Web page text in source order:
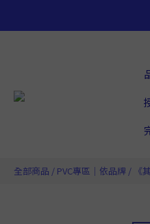
全部商品 / PVC專區｜依品牌 / 《